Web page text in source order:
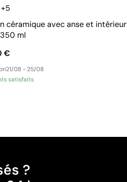
+5
céramique avec anse et intérieur
ml
€
21/08 - 25/08
satisfaits
?